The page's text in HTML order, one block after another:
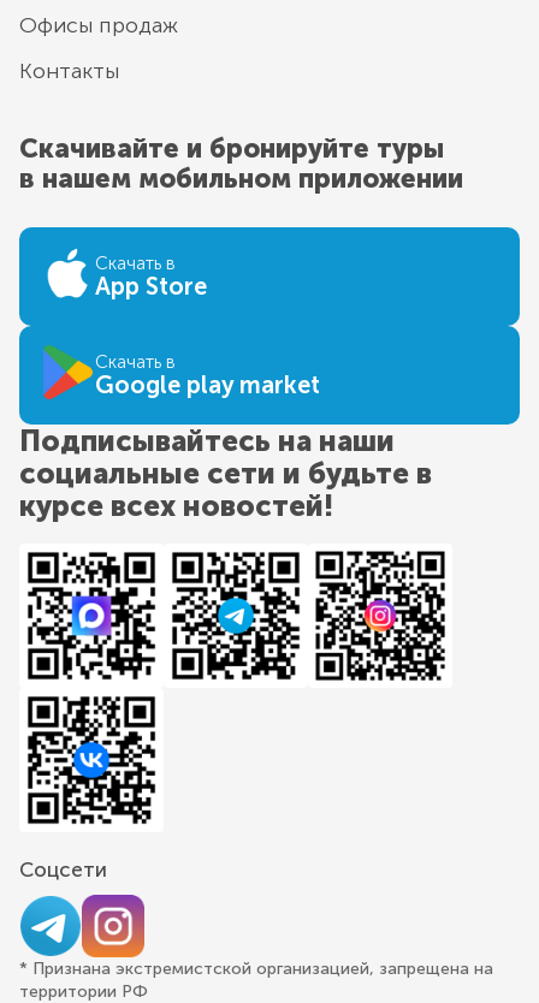
Офисы продаж
Контакты
Скачивайте и бронируйте туры
в нашем мобильном приложении
Скачать в
App Store
Скачать в
Google play market
Подписывайтесь на наши
социальные сети и будьте в
курсе всех новостей!
Соцсети
* Признана экстремистской организацией, запрещена на
территории РФ